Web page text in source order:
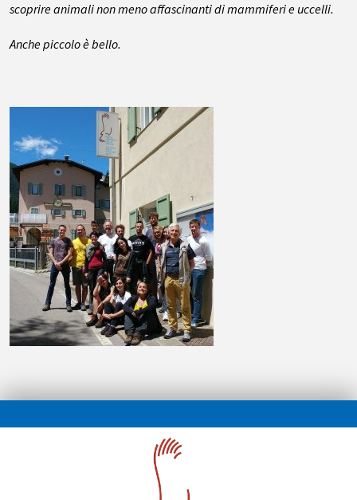
scoprire animali non meno affascinanti di mammiferi e uccelli.
Anche piccolo è bello.